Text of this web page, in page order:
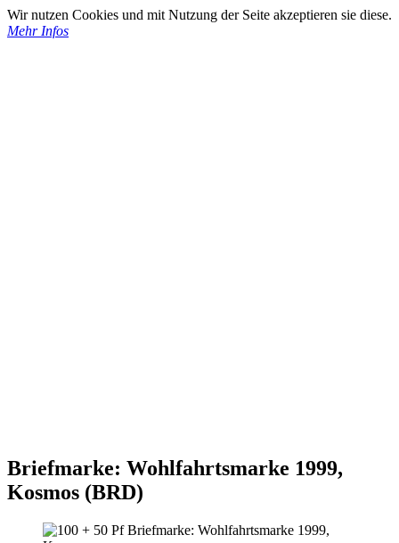
Wir nutzen Cookies und mit Nutzung der Seite akzeptieren sie diese.
Mehr Infos
Briefmarke: Wohlfahrtsmarke 1999,
Kosmos (BRD)